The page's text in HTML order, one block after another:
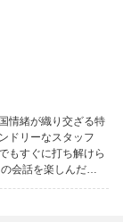
情緒が織り交ざる特
ドリーなスタッフ
もすぐに打ち解けら
がら、つい何曲も歌